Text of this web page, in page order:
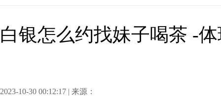
白银怎么约找妹子喝茶 -
2023-10-30 00:12:17 | 来源：